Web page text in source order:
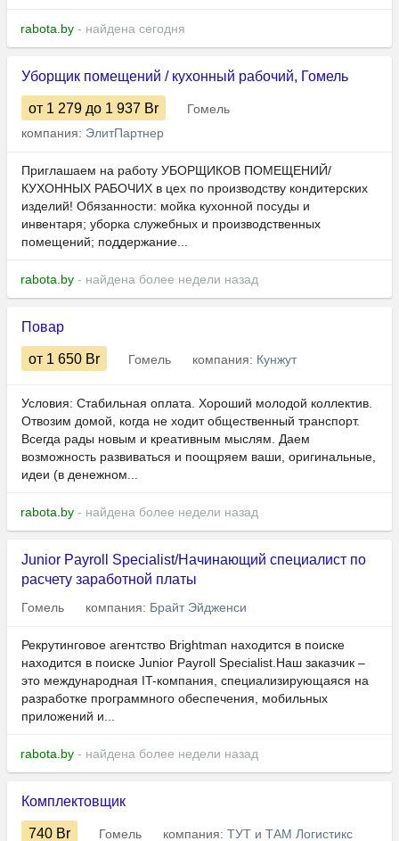
rabota.by - найдена сегодня
Уборщик помещений / кухонный рабочий, Гомель
от 1 279 до 1 937 Br
Гомель
компания: ЭлитПартнер
Приглашаем на работу УБОРЩИКОВ ПОМЕЩЕНИЙ/
КУХОННЫХ РАБОЧИХ в цех по производству кондитерских
изделий! Обязанности: мойка кухонной посуды и
инвентаря; уборка служебных и производственных
помещений; поддержание...
rabota.by - найдена более недели назад
Повар
от 1 650 Br Гомель компания: Кунжут
Условия: Стабильная оплата. Хороший молодой коллектив.
Отвозим домой, когда не ходит общественный транспорт.
Всегда рады новым и креативным мыслям. Даем
возможность развиваться и поощряем ваши, оригинальные,
идеи (в денежном...
rabota.by - найдена более недели назад
Junior Payroll Specialist/Начинающий специалист по
расчету заработной платы
Гомель компания: Брайт Эйдженси
Рекрутинговое агентство Brightman находится в поиске
находится в поиске Junior Payroll Specialist.Наш заказчик –
это международная IT-компания, специализирующаяся на
разработке программного обеспечения, мобильных
приложений и...
rabota.by - найдена более недели назад
Комплектовщик
740 Br Гомель компания: ТУТ и ТАМ Логистикс